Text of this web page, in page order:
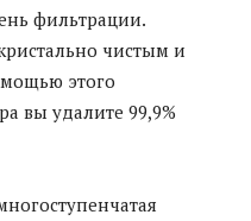
фильтрации.
чистым и
этого
вы удалите 99,9%